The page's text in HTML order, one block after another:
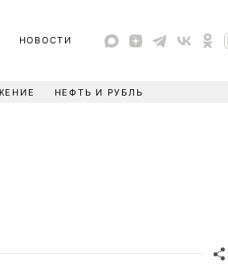
НОВОСТИ
НЕФТЬ И РУБЛЬ